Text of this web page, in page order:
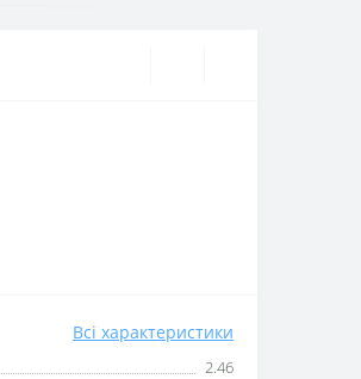
Всі характеристики
2.46